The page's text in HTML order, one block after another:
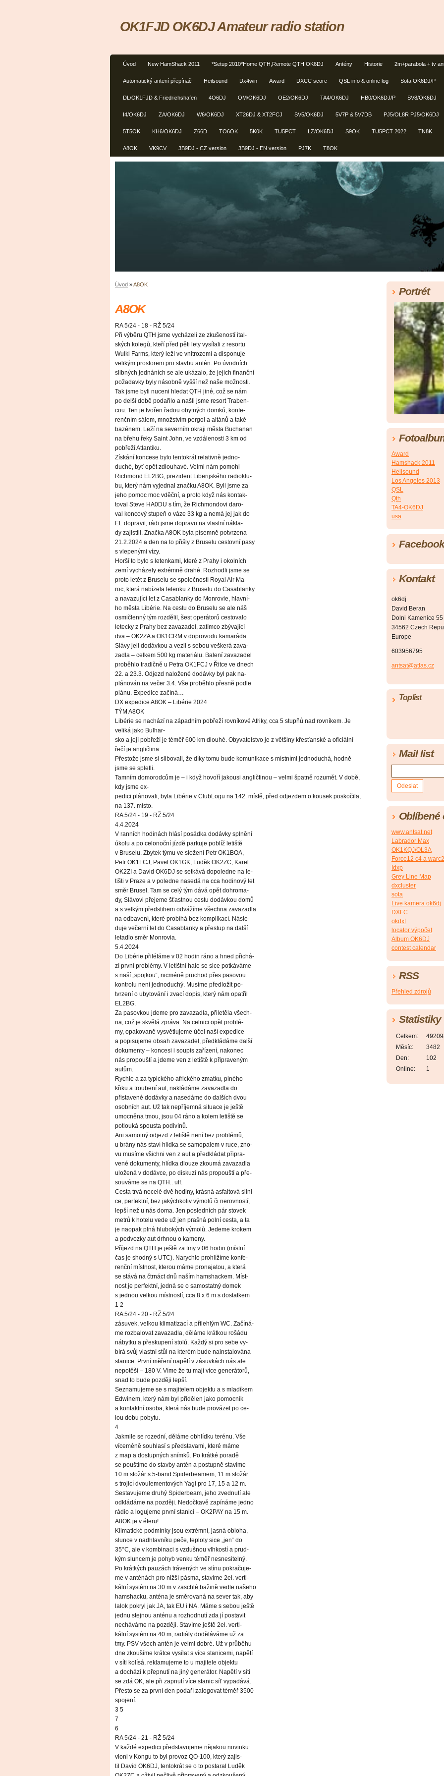
Úvod New HamShack 2011 *Setup 2010*Home QTH,Remote QTH OK6DJ Antény Historie 2m+parabola + tv
Automatický antení přepínač Heilsound Dx4win Award DXCC score QSL info & online log Sota OK6DJ/P
DL/OK1FJD & Friedrichshafen 4O6DJ OM/OK6DJ OE2/OK6DJ TA4/OK6DJ HB0/OK6DJ/P SV8/OK6DJ
I4/OK6DJ ZA/OK6DJ W6/OK6DJ XT26DJ & XT2FCJ SV5/OK6DJ 5V7P & 5V7DB PJ5/OL8R PJ5/OK6DJ
5T5OK KH6/OK6DJ Z66D TO6OK 5K0K TU5PCT LZ/OK6DJ S9OK TU5PCT 2022 TN8K
A8OK VK9CV 3B9DJ - CZ version 3B9DJ - EN version PJ7K T8OK
OK1FJD OK6DJ Amateur radio station
Úvod »A8OK
A8OK
RA 5/24 - 18 - RŽ 5/24
Při výběru QTH jsme vycházeli ze zkušeností ital-
ských kolegů, kteří před pěti lety vysílali z resortu
Wulki Farms, který leží ve vnitrozemí a disponuje
velikým prostorem pro stavbu antén. Po úvodních
slibných jednáních se ale ukázalo, že jejich finanční
požadavky byly násobně vyšší než naše možnosti.
Tak jsme byli nuceni hledat QTH jiné, což se nám
po delší době podařilo a našli jsme resort Traben-
cou. Ten je tvořen řadou obytných domků, konfe-
renčním sálem, množstvím pergol a altánů a také
bazénem. Leží na severním okraji města Buchanan
na břehu řeky Saint John, ve vzdálenosti 3 km od
pobřeží Atlantiku.
Získání koncese bylo tentokrát relativně jedno-
duché, byť opět zdlouhavé. Velmi nám pomohl
Richmond EL2BG, prezident Liberijského radioklu-
bu, který nám vyjednal značku A8OK. Byli jsme za
jeho pomoc moc vděční, a proto když nás kontak-
toval Steve HA0DU s tím, že Richmondovi daro-
val koncový stupeň o váze 33 kg a nemá jej jak do
EL dopravit, rádi jsme dopravu na vlastní nákla-
dy zajistili. Značka A8OK byla písemně potvrzena
21.2.2024 a den na to přišly z Bruselu cestovní pasy
s vlepenými vízy.
Horší to bylo s letenkami, které z Prahy i okolních
zemí vycházely extrémně drahé. Rozhodli jsme se
proto letět z Bruselu se společností Royal Air Ma-
roc, která nabízela letenku z Bruselu do Casablanky
a navazující let z Casablanky do Monrovie, hlavní-
ho města Libérie. Na cestu do Bruselu se ale náš
osmičlenný tým rozdělil, šest operátorů cestovalo
letecky z Prahy bez zavazadel, zatímco zbývající
dva – OK2ZA a OK1CRM v doprovodu kamaráda
Slávy jeli dodávkou a vezli s sebou veškerá zava-
zadla – celkem 500 kg materiálu. Balení zavazadel
proběhlo tradičně u Petra OK1FCJ v Řitce ve dnech
22. a 23.3. Odjezd naložené dodávky byl pak na-
plánován na večer 3.4. Vše proběhlo přesně podle
plánu. Expedice začíná…
DX expedice A8OK – Libérie 2024
TÝM A8OK
Libérie se nachází na západním pobřeží rovníkové Afriky, cca 5 stupňů nad rovníkem. Je
veliká jako Bulhar-
sko a její pobřeží je téměř 600 km dlouhé. Obyvatelstvo je z většiny křesťanské a oficiální
řečí je angličtina.
Přestože jsme si slibovali, že díky tomu bude komunikace s místními jednoduchá, hodně
jsme se spletli.
Tamním domorodcům je – i když hovoří jakousi angličtinou – velmi špatně rozumět. V době,
kdy jsme ex-
pedici plánovali, byla Libérie v ClubLogu na 142. místě, před odjezdem o kousek poskočila,
na 137. místo.
RA 5/24 - 19 - RŽ 5/24
4.4.2024
V ranních hodinách hlásí posádka dodávky splnění
úkolu a po celonoční jízdě parkuje poblíž letiště
v Bruselu. Zbytek týmu ve složení Petr OK1BOA,
Petr OK1FCJ, Pavel OK1GK, Luděk OK2ZC, Karel
OK2ZI a David OK6DJ se setkává dopoledne na le-
tišti v Praze a v poledne nasedá na cca hodinový let
směr Brusel. Tam se celý tým dává opět dohroma-
dy, Slávovi přejeme šťastnou cestu dodávkou domů
a s velkým předstihem odvážíme všechna zavazadla
na odbavení, které probíhá bez komplikací. Násle-
duje večerní let do Casablanky a přestup na další
letadlo směr Monrovia.
5.4.2024
Do Libérie přilétáme v 02 hodin ráno a hned přichá-
zí první problémy. V letištní hale se sice potkáváme
s naší „spojkou“, nicméně průchod přes pasovou
kontrolu není jednoduchý. Musíme předložit po-
tvrzení o ubytování i zvací dopis, který nám opatřil
EL2BG.
Za pasovkou jdeme pro zavazadla, přiletěla všech-
na, což je skvělá zpráva. Na celnici opět problé-
my, opakovaně vysvětlujeme účel naší expedice
a popisujeme obsah zavazadel, předkládáme další
dokumenty – koncesi i soupis zařízení, nakonec
nás propouští a jdeme ven z letiště k připraveným
autům.
Rychle a za typického afrického zmatku, plného
křiku a troubení aut, nakládáme zavazadla do
přistavené dodávky a nasedáme do dalších dvou
osobních aut. Už tak nepříjemná situace je ještě
umocněna tmou, jsou 04 ráno a kolem letiště se
potlouká spousta podivínů.
Ani samotný odjezd z letiště není bez problémů,
u brány nás staví hlídka se samopalem v ruce, zno-
vu musíme všichni ven z aut a předkládat připra-
vené dokumenty, hlídka dlouze zkoumá zavazadla
uložená v dodávce, po diskuzi nás propouští a pře-
souváme se na QTH.. uff.
Cesta trvá necelé dvě hodiny, krásná asfaltová silni-
ce, perfektní, bez jakýchkoliv výmolů či nerovností,
lepší než u nás doma. Jen posledních pár stovek
metrů k hotelu vede už jen prašná polní cesta, a ta
je naopak plná hlubokých výmolů. Jedeme krokem
a podvozky aut drhnou o kameny.
Příjezd na QTH je ještě za tmy v 06 hodin (místní
čas je shodný s UTC). Narychlo prohlížíme konfe-
renční místnost, kterou máme pronajatou, a která
se stává na čtrnáct dnů naším hamshackem. Míst-
nost je perfektní, jedná se o samostatný domek
s jednou velkou místností, cca 8 x 6 m s dostatkem
1 2
RA 5/24 - 20 - RŽ 5/24
zásuvek, velkou klimatizací a přilehlým WC. Začíná-
me rozbalovat zavazadla, děláme krátkou rošádu
nábytku a přeskupení stolů. Každý si pro sebe vy-
bírá svůj vlastní stůl na kterém bude nainstalována
stanice. První měření napětí v zásuvkách nás ale
nepotěší – 180 V. Víme že tu mají více generátorů,
snad to bude později lepší.
Seznamujeme se s majitelem objektu a s mladíkem
Edwinem, který nám byl přidělen jako pomocník
a kontaktní osoba, která nás bude provázet po ce-
lou dobu pobytu.
4
Jakmile se rozední, děláme obhlídku terénu. Vše
víceméně souhlasí s představami, které máme
z map a dostupných snímků. Po krátké poradě
se pouštíme do stavby antén a postupně stavíme
10 m stožár s 5-band Spiderbeamem, 11 m stožár
s trojicí dvoulementových Yagi pro 17, 15 a 12 m.
Sestavujeme druhý Spiderbeam, jeho zvednutí ale
odkládáme na později. Nedočkavě zapínáme jedno
rádio a logujeme první stanici – OK2PAY na 15 m.
A8OK je v éteru!
Klimatické podmínky jsou extrémní, jasná obloha,
slunce v nadhlavníku peče, teploty sice „jen“ do
35°C, ale v kombinaci s vzdušnou vlhkostí a prud-
kým sluncem je pohyb venku téměř nesnesitelný.
Po krátkých pauzách trávených ve stínu pokračuje-
me v anténách pro nižší pásma, stavíme 2el. verti-
kální systém na 30 m v zaschlé bažině vedle našeho
hamshacku, anténa je směrovaná na sever tak, aby
lalok pokryl jak JA, tak EU i NA. Máme s sebou ještě
jednu stejnou anténu a rozhodnutí zda jí postavit
necháváme na později. Stavíme ještě 2el. verti-
kální systém na 40 m, radiály doděláváme už za
tmy. PSV všech antén je velmi dobré. Už v průběhu
dne zkoušíme krátce vysílat s více stanicemi, napětí
v síti kolísá, reklamujeme to u majitele objektu
a dochází k přepnutí na jiný generátor. Napětí v síti
se zdá OK, ale při zapnutí více stanic síť vypadává.
Přesto se za první den podaří zalogovat téměř 3500
spojení.
3 5
7
6
RA 5/24 - 21 - RŽ 5/24
V každé expedici představujeme nějakou novinku:
vloni v Kongu to byl provoz QO-100, který zajis-
til David OK6DJ, tentokrát se o to postaral Luděk
Portrét
Award
Hamshack 2011
Heilsound
Los Angeles 2013
QSL
Qth
TA4-OK6DJ
usa
Facebook
Kontakt
ok6dj
David Beran
Dolni Kamenice 55
34562 Czech
Europe
603956795
antsat@atlas.cz
Toplist
Mail list
Oblíbené
www.antsat.net
Labrador Max
OK1KQJ/OL3A
Force12 c4 a
Idxp
Grey Line Map
dxcluster
sota
Live kamera ok6dj
DXFC
okdxf
locator výpočet
Album OK6DJ
contest calendar
RSS
Přehled zdrojů
Statistiky
Online: 1
Celkem:
Měsíc:
3482
Den:
102